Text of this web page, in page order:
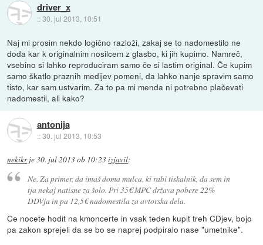
driver_x
::30. jul 2013, 10:51
Naj mi prosim nekdo logično razloži, zakaj se to nadomestilo ne
doda kar k originalnim nosilcem z glasbo, ki jih kupimo. Namreč,
vsebino si lahko reproduciram samo če si lastim original. Če kupim
samo škatlo praznih medijev pomeni, da lahko nanje spravim samo
tisto, kar sam ustvarim. Za to pa mi menda ni potrebno plačevati
nadomestil, ali kako?
antonija
::30. jul 2013, 10:53
nekikrje30. jul 2013 ob 10:23izjavil:
Ne. Za primer, da imaš doma mulca, ki rabi tiskalnik, da sem in
tja nekaj natisne za šolo. Pri 35€ MPC država pobere 22%
DDVja in pa 12,5€ nadomestila za avtorska dela.
Ce nocete hodit na kmoncerte in vsak teden kupit treh CDjev, bojo
pa zakon sprejeli da se bo se naprej podpiralo nase "umetnike".